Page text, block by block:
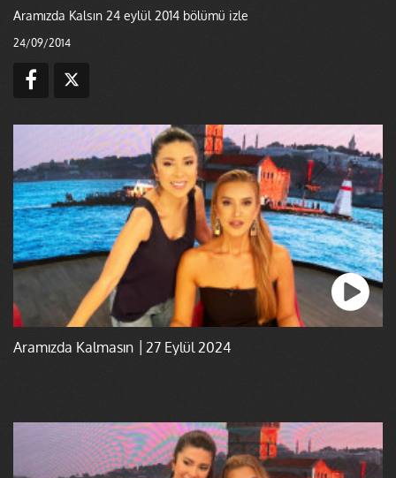
Aramızda Kalsın 24 eylül 2014 bölümü izle
24/09/2014
Aramızda Kalmasın │27 Eylül 2024